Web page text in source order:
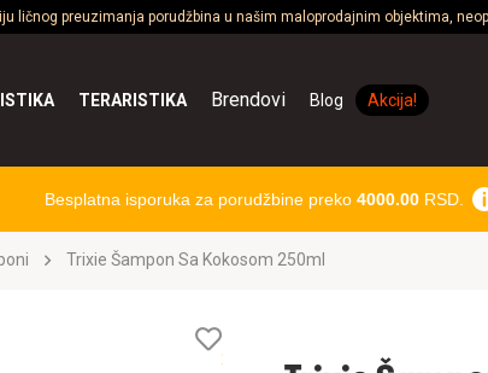
ličnog preuzimanja porudžbina u našim maloprodajnim objektima,
TERARISTIKA Brendovi Blog Akcija!
Besplatna isporuka za porudžbine preko 4000.00RSD.
Trixie Šampon Sa Kokosom 250ml
želja